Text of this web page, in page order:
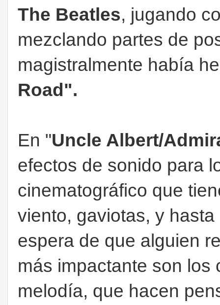
The Beatles, jugando
mezclando partes de
magistralmente había
Road".
En "Uncle Albert/
efectos de sonido para
cinematográfico que
viento, gaviotas, y
espera de que alguien
más impactante son los
melodía, que hacen